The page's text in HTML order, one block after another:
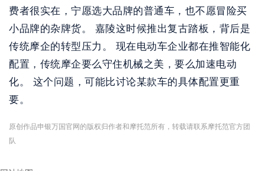
费者很实在，宁愿选大品牌的普通车，也不愿冒险买
小品牌的杂牌货。 嘉陵这时候推出复古踏板，背后是
传统摩企的转型压力。 现在电动车企业都在推智能化
配置，传统摩企要么守住机械之美，要么加速电动
化。 这个问题，可能比讨论某款车的具体配置更重
要。
原创作品申银万国官网的版权归作者和摩托范所有，转载请联系摩托范官方团
队